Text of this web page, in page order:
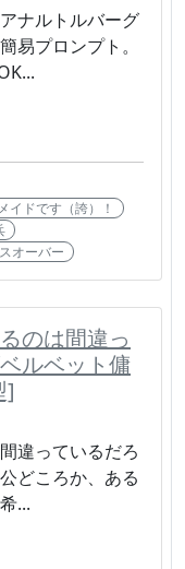
ナルトルバーグ
易プロンプト。
イドです（誇）！
オーバー
のは間違っ
ルベット傭
]
違っているだろ
どころか、ある
...